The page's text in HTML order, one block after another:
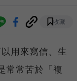
收藏
用來寫信、生
常常苦於「複